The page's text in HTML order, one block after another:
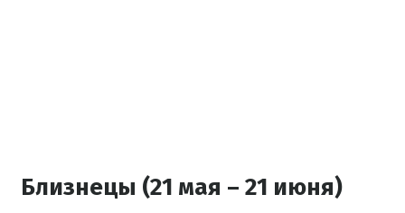
Близнецы (21 мая – 21 июня)